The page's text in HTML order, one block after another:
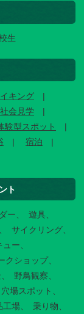
生
キング
会見学
験型スポット
宿泊
ト
ー
遊具
サイクリング
ュー
クショップ
野鳥観察
穴場スポット
工場 乗り物